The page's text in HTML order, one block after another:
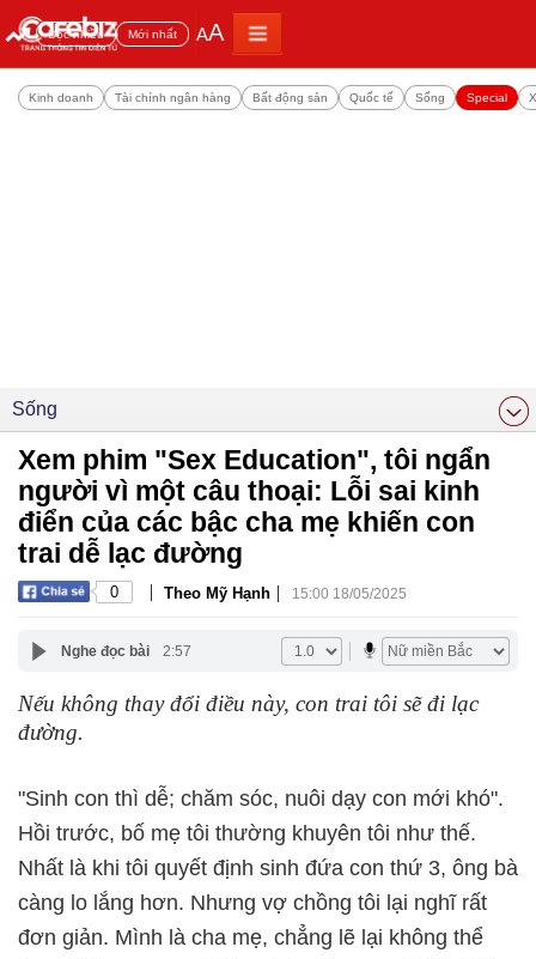
Đọc nhiều Mới nhất AA
Kinh doanh Tài chính ngân hàng Bất động sản Quốc tế Sống Special
Sống
Xem phim "Sex Education", tôi ngẩn
người vì một câu thoại: Lỗi sai kinh
điển của các bậc cha mẹ khiến con
trai dễ lạc đường
0 | Theo Mỹ Hạnh | 15:00 18/05/2025
Nghe đọc bài 2:57
Nếu không thay đổi điều này, con trai tôi sẽ đi lạc
đường.
"Sinh con thì dễ; chăm sóc, nuôi dạy con mới khó".
Hồi trước, bố mẹ tôi thường khuyên tôi như thế.
Nhất là khi tôi quyết định sinh đứa con thứ 3, ông bà
càng lo lắng hơn. Nhưng vợ chồng tôi lại nghĩ rất
đơn giản. Mình là cha mẹ, chẳng lẽ lại không thể